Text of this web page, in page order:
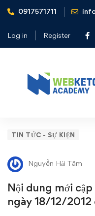
0917571711
Log in Register
Home
Tin tức - Sự kiện
đến 01/01/2013
Nội
dung
mới
cập
TIN TỨC - SỰ KIỆN
Nguyễn Hải Tâm
Nội dung mới
ngày 18/12/